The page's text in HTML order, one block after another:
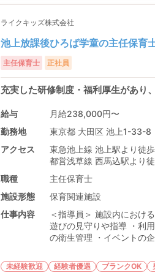
ライクキッズ株式会社
池上放課後ひろば学童の主任保育
主任保育士 正社員
充実した研修制度・福利厚生があり
給与
月給238,000円〜
勤務地
東京都 大田区 池上1-33-8
アクセス
東急池上線 池上駅より徒
都営浅草線 西馬込駅より
職種
主任保育士
施設形態
保育関連施設
仕事内容
＜指導員＞ 施設内におけ
遊びの見守りや指導 ・利
の衛生管理 ・イベントの
未経験歓迎 経験者優遇 ブランクOK